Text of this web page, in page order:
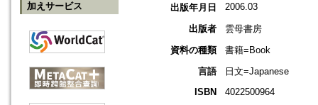
加えサービス
出版年月日
2006.03
出版者
雲母書房
資料の種類
書籍=Book
言語
日文=Japanese
ISBN
4022500964